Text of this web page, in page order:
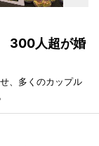
300人超が婚
、多くのカップル